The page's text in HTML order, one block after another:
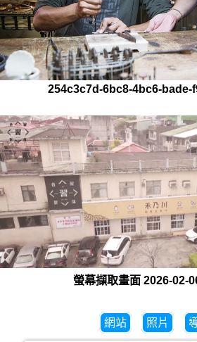
254c3c7d-6bc8-4bc6-bade-
螢幕擷取畫面 2026-02-
網站 照片